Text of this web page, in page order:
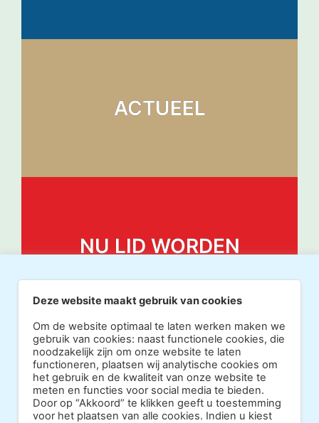
ACTUEEL
NU LID WORDEN
Deze website maakt gebruik van cookies
Om de website optimaal te laten werken maken we
gebruik van cookies: naast functionele cookies, die
noodzakelijk zijn om onze website te laten
functioneren, plaatsen wij analytische cookies om
het gebruik en de kwaliteit van onze website te
meten en functies voor social media te bieden.
Door op “Akkoord” te klikken geeft u toestemming
voor het plaatsen van alle cookies. Indien u kiest